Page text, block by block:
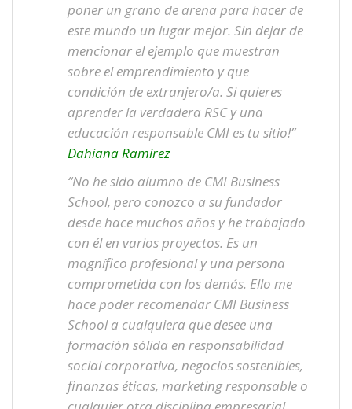
poner un grano de arena para hacer de
este mundo un lugar mejor. Sin dejar de
mencionar el ejemplo que muestran
sobre el emprendimiento y que
condición de extranjero/a. Si quieres
aprender la verdadera RSC y una
educación responsable CMI es tu sitio!”
Dahiana Ramírez
“No he sido alumno de CMI Business
School, pero conozco a su fundador
desde hace muchos años y he trabajado
con él en varios proyectos. Es un
magnífico profesional y una persona
comprometida con los demás. Ello me
hace poder recomendar CMI Business
School a cualquiera que desee una
formación sólida en responsabilidad
social corporativa, negocios sostenibles,
finanzas éticas, marketing responsable o